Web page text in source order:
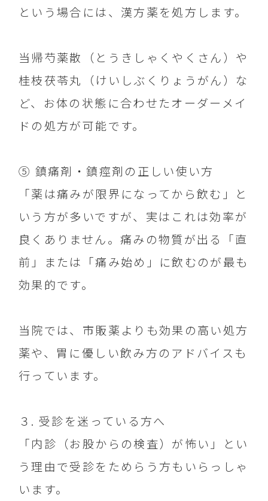
という場合には、漢方薬を処方します。
当帰芍薬散（とうきしゃくやくさん）や
桂枝茯苓丸（けいしぶくりょうがん）な
ど、お体の状態に合わせたオーダーメイ
ドの処方が可能です。
⑤ 鎮痛剤・鎮痙剤の正しい使い方
「薬は痛みが限界になってから飲む」と
いう方が多いですが、実はこれは効率が
良くありません。痛みの物質が出る「直
前」または「痛み始め」に飲むのが最も
効果的です。
当院では、市販薬よりも効果の高い処方
薬や、胃に優しい飲み方のアドバイスも
行っています。
３. 受診を迷っている方へ
「内診（お股からの検査）が怖い」とい
う理由で受診をためらう方もいらっしゃ
います。